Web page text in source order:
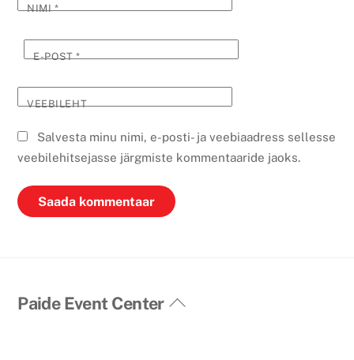
NIMI*
E-POST*
VEEBILEHT
Salvesta minu nimi, e-posti- ja veebiaadress sellesse
veebilehitsejasse järgmiste kommentaaride jaoks.
Back
Paide Event Center